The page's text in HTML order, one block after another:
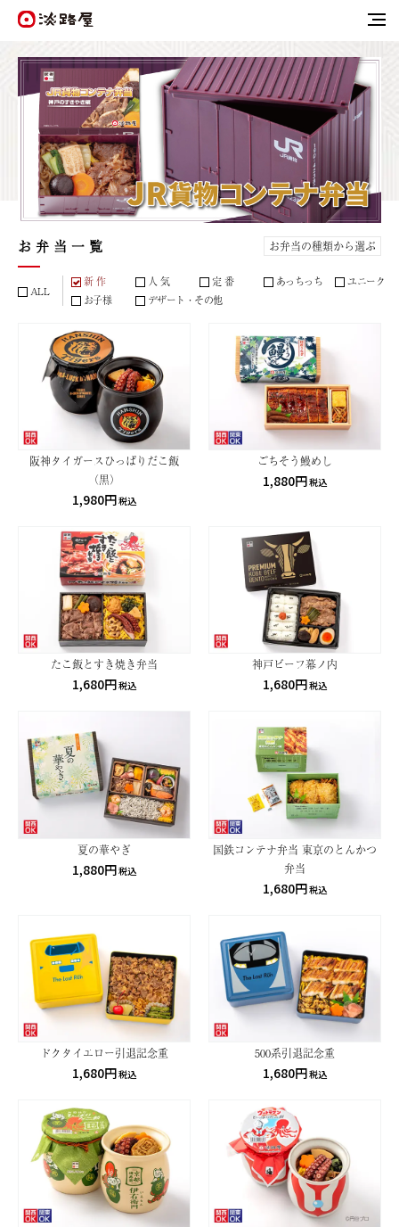
お 弁 当 一 覧
ALL
新 作 人 気 定 番 あっちっち
ユニーク
お子様
デザート・その他
阪神タイガースひっぱりだこ飯
（黒）
1,980円税込
ごちそう鰻めし
1,880円税込
たこ飯とすき焼き弁当
1,680円税込
神戸ビーフ幕ノ内
1,680円税込
夏の華やぎ
1,880円税込
国鉄コンテナ弁当 東京のとんかつ
弁当
1,680円税込
ドクタイエロー引退記念重
1,680円税込
500系引退記念重
1,680円税込